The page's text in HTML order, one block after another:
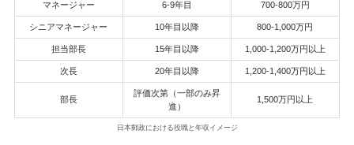
マネージャー 6-9年目 700-800万円
シニアマネージャー 10年目以降 800-1,000万円
担当部長 15年目以降 1,000-1,200万円以上
次長 20年目以降 1,200-1,400万円以上
部長
評価次第（一部のみ昇
進）
1,500万円以上
日本郵政における役職と年収イメージ